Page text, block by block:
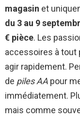
magasin et
du 3 au 9
€ pièce. Les
accessoires à tout
agir rapidement.
de piles AA pour
immédiatement.
mais comme